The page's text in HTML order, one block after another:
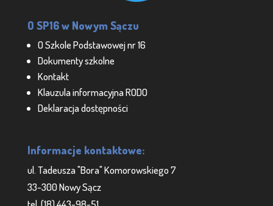
O SP16 w Nowym Sączu
O Szkole Podstawowej nr 16
Dokumenty szkolne
Kontakt
Klauzula informacyjna RODO
Deklaracja dostępności
Informacje kontaktowe:
ul. Tadeusza "Bora" Komorowskiego 7
33-300 Nowy Sącz